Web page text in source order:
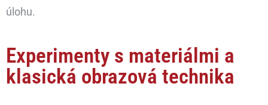
úlohu.
Experimenty s materiálmi a
klasická obrazová technika